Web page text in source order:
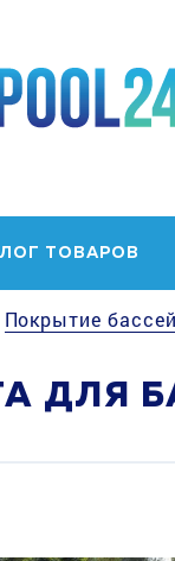
ТОВАРОВ
Покрытие
ДЛЯ